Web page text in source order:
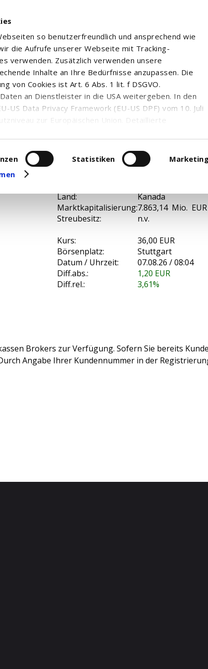
so benutzerfreundlich und ansprechend wie
die Aufrufe unserer Webseite mit Tracking-
verwenden. Zusätzlich verwenden unsere
Inhalte an Ihre Bedürfnisse anzupassen. Die
von Cookies ist Art. 6 Abs. 1 lit. f DSGVO.
an Dienstleister in die USA weitergeben. In den
US Data Privacy Framework (EU-US DPF) vom 10. Juli
zur Europäischen Union. Detaillierte
zumDatenschutz. Dort können Sie Ihre
oder anpassen.
Statistiken
ISIN:
CA26139R1091
Land:
Kanada
Marktkapitalisierung:7.863,14 Mio. EUR
Streubesitz:
n.v.
Kurs:
36,00 EUR
Börsenplatz:
Stuttgart
Datum / Uhrzeit:
07.08.26 / 08:04
Diff.abs.:
1,20 EUR
Diff.rel.:
3,61%
Brokers zur Verfügung. Sofern Sie bereits
Angabe Ihrer Kundennummer in der